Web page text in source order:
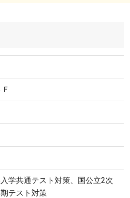
学共通テスト対策、国公立2次
テスト対策